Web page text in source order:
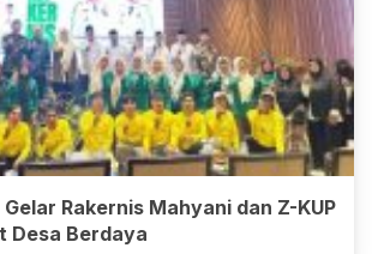
Rakernis Mahyani dan Z-KUP
Desa Berdaya